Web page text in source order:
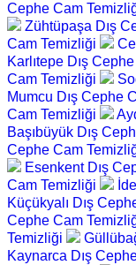
Cephe Cam
Zühtüpaşa Dış
Cam Temizliği
Karlıtepe Dış
Cam Temizliği
Mumcu Dış Cephe
Cam Temizliği
Başıbüyük Dış
Cephe Cam
Esenkent Dış
Cam Temizliği
Küçükyalı Dış
Cephe Cam
Temizliği
Kaynarca Dış